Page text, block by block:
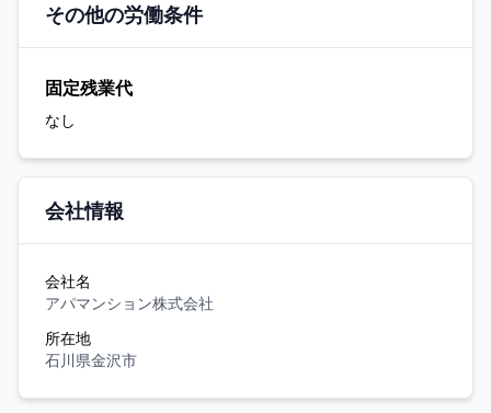
その他の労働条件
固定残業代
なし
会社情報
会社名
アパマンション株式会社
所在地
石川県金沢市